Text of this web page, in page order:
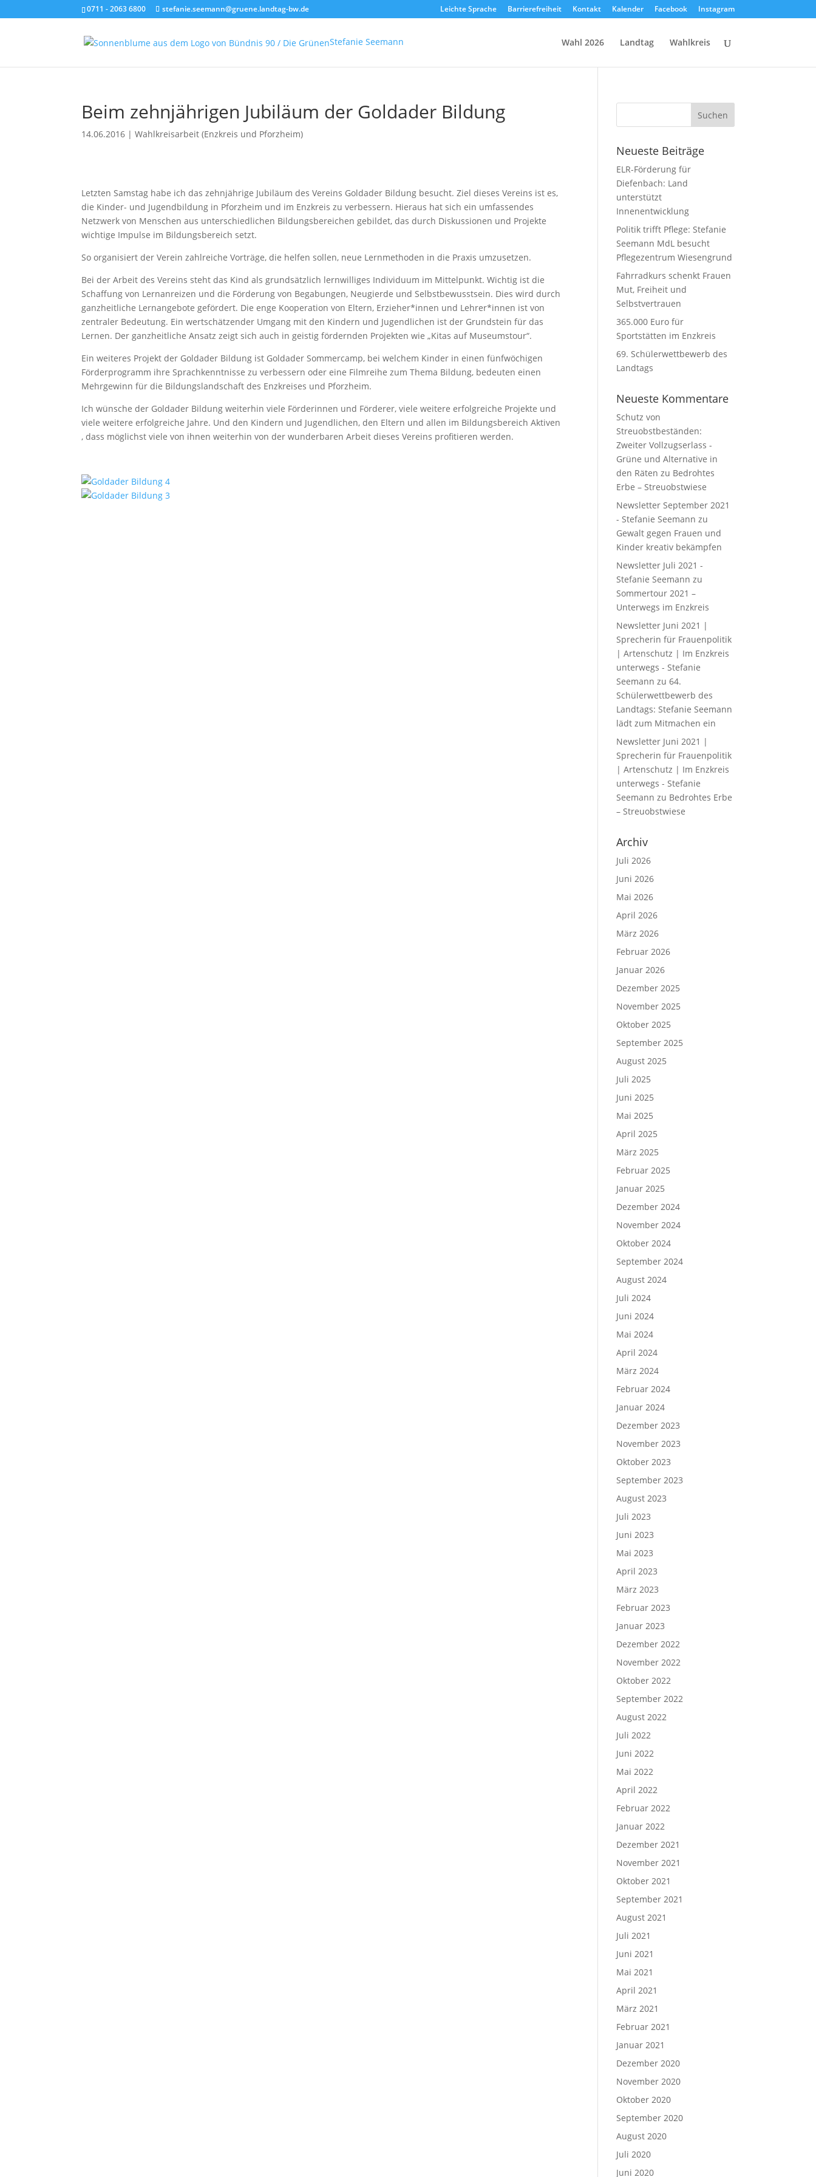
0711 - 2063 6800 stefanie.seemann@gruene.landtag-bw.de Leichte Sprache Barrierefreiheit Kontakt Kalender Facebook Instagram
Stefanie Seemann Wahl 2026 Landtag Wahlkreis
Beim zehnjährigen Jubiläum der Goldader Bildung
14.06.2016 |Wahlkreisarbeit (Enzkreis und Pforzheim)
Letzten Samstag habe ich das zehnjährige Jubiläum des Vereins Goldader Bildung besucht. Ziel dieses Vereins ist es,
die Kinder- und Jugendbildung in Pforzheim und im Enzkreis zu verbessern. Hieraus hat sich ein umfassendes
Netzwerk von Menschen aus unterschiedlichen Bildungsbereichen gebildet, das durch Diskussionen und Projekte
wichtige Impulse im Bildungsbereich setzt.
So organisiert der Verein zahlreiche Vorträge, die helfen sollen, neue Lernmethoden in die Praxis umzusetzen.
Bei der Arbeit des Vereins steht das Kind als grundsätzlich lernwilliges Individuum im Mittelpunkt. Wichtig ist die
Schaffung von Lernanreizen und die Förderung von Begabungen, Neugierde und Selbstbewusstsein. Dies wird durch
ganzheitliche Lernangebote gefördert. Die enge Kooperation von Eltern, Erzieher*innen und Lehrer*innen ist von
zentraler Bedeutung. Ein wertschätzender Umgang mit den Kindern und Jugendlichen ist der Grundstein für das
Lernen. Der ganzheitliche Ansatz zeigt sich auch in geistig fördernden Projekten wie „Kitas auf Museumstour“.
Ein weiteres Projekt der Goldader Bildung ist Goldader Sommercamp, bei welchem Kinder in einen fünfwöchigen
Förderprogramm ihre Sprachkenntnisse zu verbessern oder eine Filmreihe zum Thema Bildung, bedeuten einen
Mehrgewinn für die Bildungslandschaft des Enzkreises und Pforzheim.
Ich wünsche der Goldader Bildung weiterhin viele Förderinnen und Förderer, viele weitere erfolgreiche Projekte und
viele weitere erfolgreiche Jahre. Und den Kindern und Jugendlichen, den Eltern und allen im Bildungsbereich Aktiven
, dass möglichst viele von ihnen weiterhin von der wunderbaren Arbeit dieses Vereins profitieren werden.
Neueste Beiträge
ELR-Förderung für
Diefenbach: Land
unterstützt
Innenentwicklung
Politik trifft Pflege: Stefanie
Seemann MdL besucht
Pflegezentrum Wiesengrund
Fahrradkurs schenkt Frauen
Mut, Freiheit und
Selbstvertrauen
365.000 Euro für
Sportstätten im Enzkreis
69. Schülerwettbewerb des
Landtags
Neueste Kommentare
Schutz von
Streuobstbeständen:
Zweiter Vollzugserlass -
Grüne und Alternative in
den Räten zu Bedrohtes
Erbe – Streuobstwiese
Newsletter September 2021
- Stefanie Seemann zu
Gewalt gegen Frauen und
Kinder kreativ bekämpfen
Newsletter Juli 2021 -
Stefanie Seemann zu
Sommertour 2021 –
Unterwegs im Enzkreis
Newsletter Juni 2021 |
Sprecherin für Frauenpolitik
| Artenschutz | Im Enzkreis
unterwegs - Stefanie
Seemann zu64.
Schülerwettbewerb des
Landtags: Stefanie Seemann
lädt zum Mitmachen ein
Newsletter Juni 2021 |
Sprecherin für Frauenpolitik
| Artenschutz | Im Enzkreis
unterwegs - Stefanie
Seemann zu Bedrohtes Erbe
– Streuobstwiese
Archiv
Juli 2026
Juni 2026
Mai 2026
April 2026
März 2026
Februar 2026
Januar 2026
Dezember 2025
November 2025
Oktober 2025
September 2025
August 2025
Juli 2025
Juni 2025
Mai 2025
April 2025
März 2025
Februar 2025
Januar 2025
Dezember 2024
November 2024
Oktober 2024
September 2024
August 2024
Juli 2024
Juni 2024
Mai 2024
April 2024
März 2024
Februar 2024
Januar 2024
Dezember 2023
November 2023
Oktober 2023
September 2023
August 2023
Juli 2023
Juni 2023
Mai 2023
April 2023
März 2023
Februar 2023
Januar 2023
Dezember 2022
November 2022
Oktober 2022
September 2022
August 2022
Juli 2022
Juni 2022
Mai 2022
April 2022
Februar 2022
Januar 2022
Dezember 2021
November 2021
Oktober 2021
September 2021
August 2021
Juli 2021
Juni 2021
Mai 2021
April 2021
März 2021
Februar 2021
Januar 2021
Dezember 2020
November 2020
Oktober 2020
September 2020
August 2020
Juli 2020
Juni 2020